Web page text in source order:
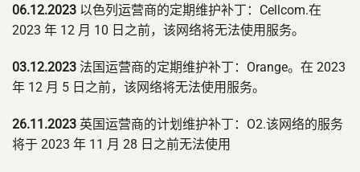
06.12.2023 以色列运营商的定期维护补丁：Cellcom.在
2023 年 12 月 10 日之前，该网络将无法使用服务。
03.12.2023 法国运营商的定期维护补丁：Orange。在 2023
年 12 月 5 日之前，该网络将无法使用服务。
26.11.2023 英国运营商的计划维护补丁：O2.该网络的服务
将于 2023 年 11 月 28 日之前无法使用